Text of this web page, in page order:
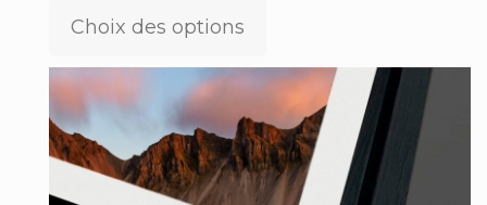
Choix des options